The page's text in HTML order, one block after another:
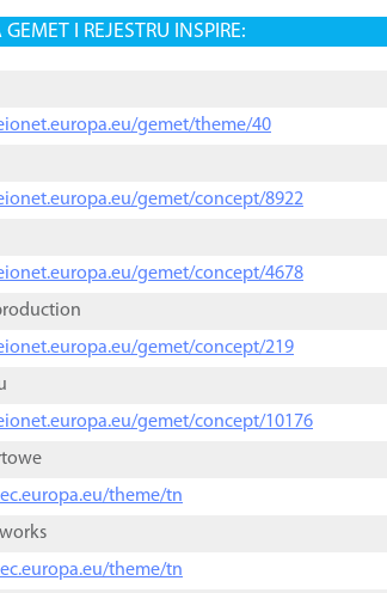
I REJESTRU INSPIRE:
gemet/theme/40
gemet/concept/8922
gemet/concept/4678
gemet/concept/219
gemet/concept/10176
theme/tn
theme/tn